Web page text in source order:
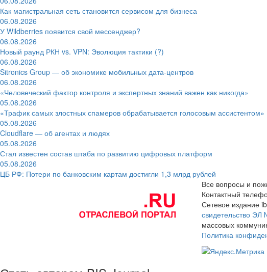
Как магистральная сеть становится сервисом для бизнеса
06.08.2026
У Wildberries появится свой мессенджер?
06.08.2026
Новый раунд РКН vs. VPN: Эволюция тактики (?)
06.08.2026
Sitronics Group — об экономике мобильных дата-центров
06.08.2026
«Человеческий фактор контроля и экспертных знаний важен как никогда»
05.08.2026
«Трафик самых злостных спамеров обрабатывается голосовым ассистентом»
05.08.2026
Cloudflare — об агентах и людях
05.08.2026
Стал известен состав штаба по развитию цифровых платформ
05.08.2026
ЦБ РФ: Потери по банковским картам достигли 1,3 млрд рублей
Все вопросы и
Контактный
Сетевое издание
свидетельство
массовых
Политика